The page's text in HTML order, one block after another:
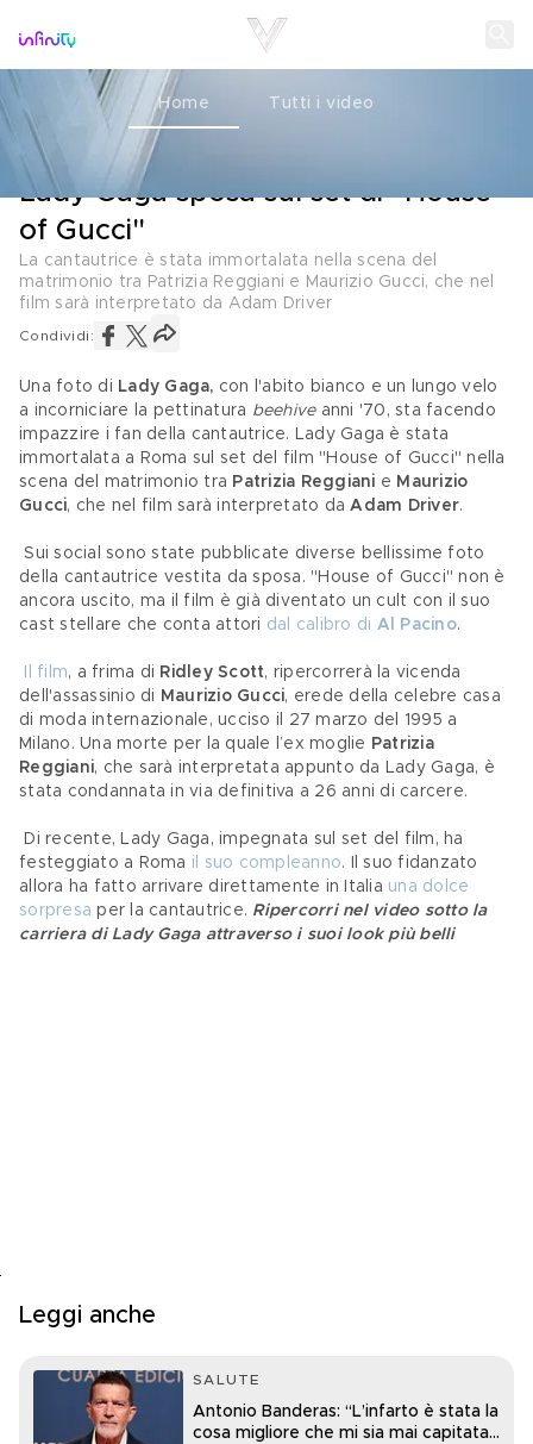
Home Tutti i video
IL FILM
Lady Gaga sposa sul set di "House
of Gucci"
La cantautrice è stata immortalata nella scena del
matrimonio tra Patrizia Reggiani e Maurizio Gucci, che nel
film sarà interpretato da Adam Driver
Condividi:
Una foto di Lady Gaga, con l'abito bianco e un lungo velo
a incorniciare la pettinatura beehive anni '70, sta facendo
impazzire i fan della cantautrice. Lady Gaga è stata
immortalata a Roma sul set del film "House of Gucci" nella
scena del matrimonio tra Patrizia Reggiani e Maurizio
Gucci, che nel film sarà interpretato da Adam Driver.
Sui social sono state pubblicate diverse bellissime foto
della cantautrice vestita da sposa. "House of Gucci" non è
ancora uscito, ma il film è già diventato un cult con il suo
cast stellare che conta attori dal calibro di Al Pacino.
Il film, a frima di Ridley Scott, ripercorrerà la vicenda
dell'assassinio di Maurizio Gucci, erede della celebre casa
di moda internazionale, ucciso il 27 marzo del 1995 a
Milano. Una morte per la quale l’ex moglie Patrizia
Reggiani, che sarà interpretata appunto da Lady Gaga, è
stata condannata in via definitiva a 26 anni di carcere.
festeggiato a Roma il suo compleanno. Il suo fidanzato
allora ha fatto arrivare direttamente in Italia una dolce
sorpresa per la cantautrice. Ripercorri nel video sotto la
carriera di Lady Gaga attraverso i suoi look più belli
Leggi anche
SALUTE
Antonio Banderas: “L’infarto è stata la
cosa migliore che mi sia mai capitata